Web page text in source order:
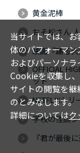
黄金泥棒
おそ松さん
映画『踊る
OFFICIAL
ット
NETFLIXシリ
学校の怪談
『君が最後
当サイトでは、
体のパフォーマ
およびパーソナ
Cookieを収集し
サイトの閲覧を
のとみなします。
詳細についてはク